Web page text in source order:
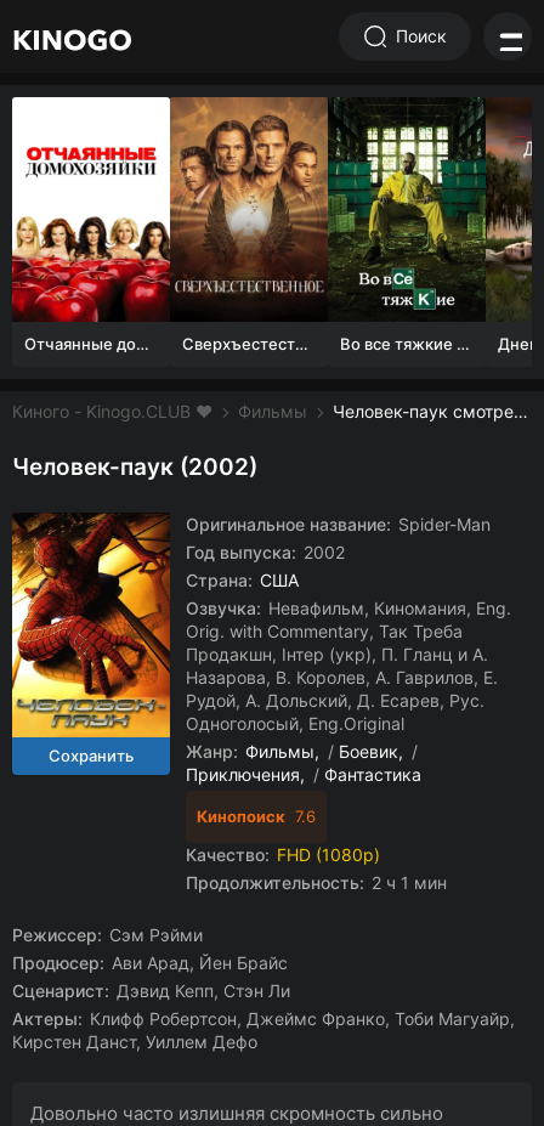
Поиск
Отчаянные домохозяйки (1 сезон) Сверхъестественное Во все тяжкие 1-5 сезон
Киного - Kinogo.CLUB ❤️ Фильмы Человек-паук смотреть онлайн бесплатно
Человек-паук (2002)
Оригинальное название: Spider-Man
Год выпуска: 2002
Страна: США
Озвучка: Невафильм, Киномания, Eng.
Orig. with Commentary, Так Треба
Продакшн, Інтер (укр), П. Гланц и А.
Назарова, В. Королев, А. Гаврилов, Е.
Рудой, А. Дольский, Д. Есарев, Рус.
Одноголосый, Eng.Original
Жанр: Фильмы / Боевик
/
Приключения
/ Фантастика
Кинопоиск 7.6
Качество: FHD (1080p)
Продолжительность: 2 ч 1 мин
Режиссер: Сэм Рэйми
Продюсер: Ави Арад, Йен Брайс
Сценарист: Дэвид Кепп, Стэн Ли
Актеры: Клифф Робертсон, Джеймс Франко, Тоби Магуайр,
Кирстен Данст, Уиллем Дефо
Довольно часто излишняя скромность сильно